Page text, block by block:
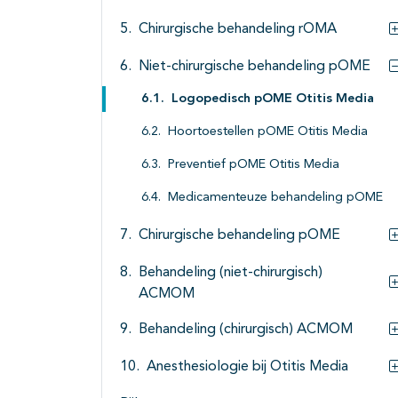
Chirurgische behandeling rOMA
Niet-chirurgische behandeling pOME
Logopedisch pOME Otitis Media
Hoortoestellen pOME Otitis Media
Preventief pOME Otitis Media
Medicamenteuze behandeling pOME
Chirurgische behandeling pOME
Behandeling (niet-chirurgisch)
ACMOM
Behandeling (chirurgisch) ACMOM
Anesthesiologie bij Otitis Media